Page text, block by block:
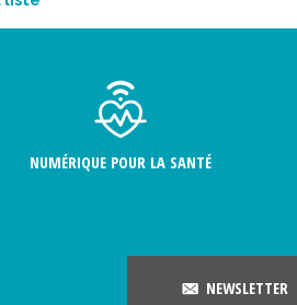
NUMÉRIQUE POUR LA SANTÉ
NEWSLETTER